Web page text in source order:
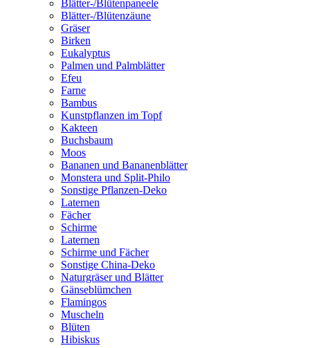
Blätter-/Blütenpaneele
Blätter-/Blütenzäune
Gräser
Birken
Eukalyptus
Palmen und Palmblätter
Efeu
Farne
Bambus
Kunstpflanzen im Topf
Kakteen
Buchsbaum
Moos
Bananen und Bananenblätter
Monstera und Split-Philo
Sonstige Pflanzen-Deko
Laternen
Fächer
Schirme
Laternen
Schirme und Fächer
Sonstige China-Deko
Naturgräser und Blätter
Gänseblümchen
Flamingos
Muscheln
Blüten
Hibiskus